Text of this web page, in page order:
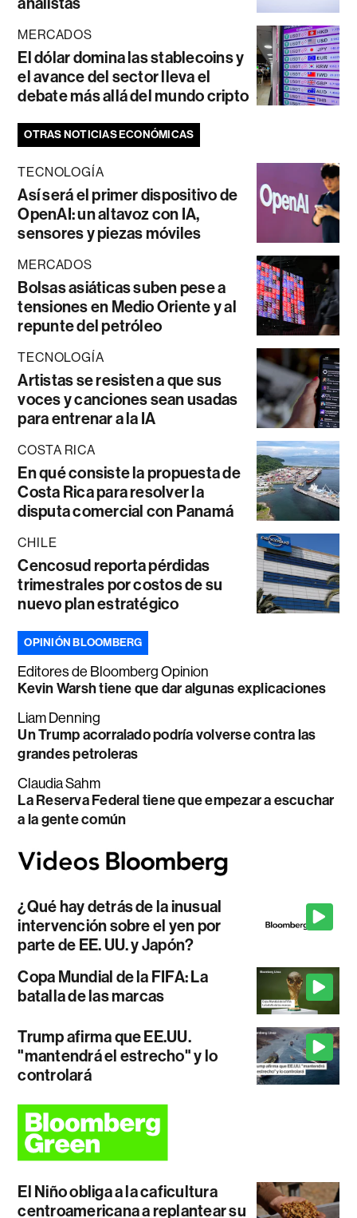
MERCADOS
El dólar domina las stablecoins y
el avance del sector lleva el
debate más allá del mundo cripto
OTRAS NOTICIAS ECONÓMICAS
TECNOLOGÍA
Así será el primer dispositivo de
OpenAI: un altavoz con IA,
sensores y piezas móviles
MERCADOS
Bolsas asiáticas suben pese a
tensiones en Medio Oriente y al
repunte del petróleo
TECNOLOGÍA
Artistas se resisten a que sus
voces y canciones sean usadas
para entrenar a la IA
COSTA RICA
En qué consiste la propuesta de
Costa Rica para resolver la
disputa comercial con Panamá
CHILE
Cencosud reporta pérdidas
trimestrales por costos de su
nuevo plan estratégico
OPINIÓN BLOOMBERG
Editores de Bloomberg Opinion
Kevin Warsh tiene que dar algunas explicaciones
Liam Denning
Un Trump acorralado podría volverse contra las
grandes petroleras
Claudia Sahm
La Reserva Federal tiene que empezar a escuchar
a la gente común
¿Qué hay detrás de la inusual
intervención sobre el yen por
parte de EE. UU. y Japón?
Copa Mundial de la FIFA: La
batalla de las marcas
Trump afirma que EE.UU.
"mantendrá el estrecho" y lo
controlará
El Niño obliga a la caficultura
centroamericana a replantear su